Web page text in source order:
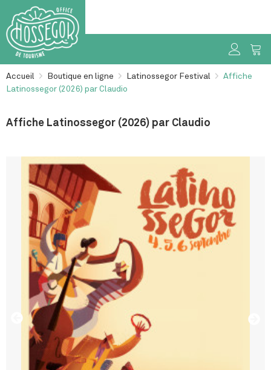
Accueil > Boutique en ligne > Latinossegor Festival > Affiche
Latinossegor (2026) par Claudio
Affiche Latinossegor (2026) par Claudio